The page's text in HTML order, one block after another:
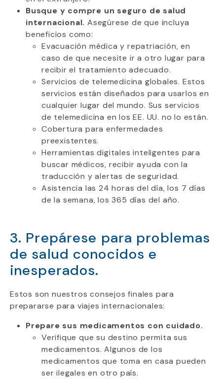
Busque y compre un seguro de salud
internacional.Asegúrese de que incluya
beneficios como:
Evacuación médica y repatriación, en
caso de que necesite ir a otro lugar para
recibir el tratamiento adecuado.
Servicios de telemedicina globales. Estos
servicios están diseñados para usarlos en
cualquier lugar del mundo. Sus servicios
de telemedicina en los EE. UU. no lo están.
Cobertura para enfermedades
preexistentes.
Herramientas digitales inteligentes para
buscar médicos, recibir ayuda con la
traducción y alertas de seguridad.
Asistencia las 24 horas del día, los 7 días
de la semana, los 365 días del año.
3. Prepárese para problemas
de salud conocidos e
inesperados.
Estos son nuestros consejos finales para
prepararse para viajes internacionales:
Prepare sus medicamentos con cuidado.
Verifique que su destino permita sus
medicamentos. Algunos de los
medicamentos que toma en casa pueden
ser ilegales en otro país.